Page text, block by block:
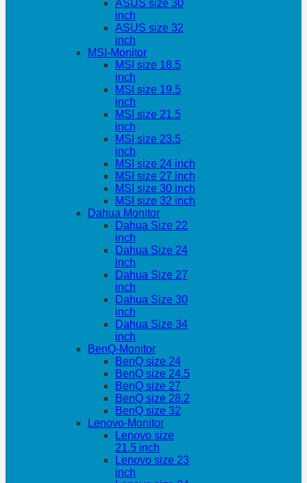
ASUS size 30
inch
ASUS size 32
inch
MSI-Monitor
MSI size 18.5
inch
MSI size 19.5
inch
MSI size 21.5
inch
MSI size 23.5
inch
MSI size 24 inch
MSI size 27 inch
MSI size 30 inch
MSI size 32 inch
Dahua Monitor
Dahua Size 22
inch
Dahua Size 24
inch
Dahua Size 27
inch
Dahua Size 30
inch
Dahua Size 34
inch
BenQ-Monitor
BenQ size 24
BenQ size 24.5
BenQ size 27
BenQ size 28.2
BenQ size 32
Lenovo-Monitor
Lenovo size
21.5 inch
Lenovo size 23
inch